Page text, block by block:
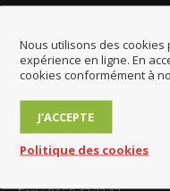
Contact et horaires
Mairie de Lucinges
90 Place de l'Eglise
74380 Lucinges
Nous utilisons des
expérience en ligne. En
cookies conformément à
J’ACCEPTE
Politique des cookies